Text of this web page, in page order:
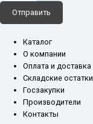
Отправить
Каталог
О компании
Оплата и доставка
Складские остатки
Госзакупки
Производители
Контакты